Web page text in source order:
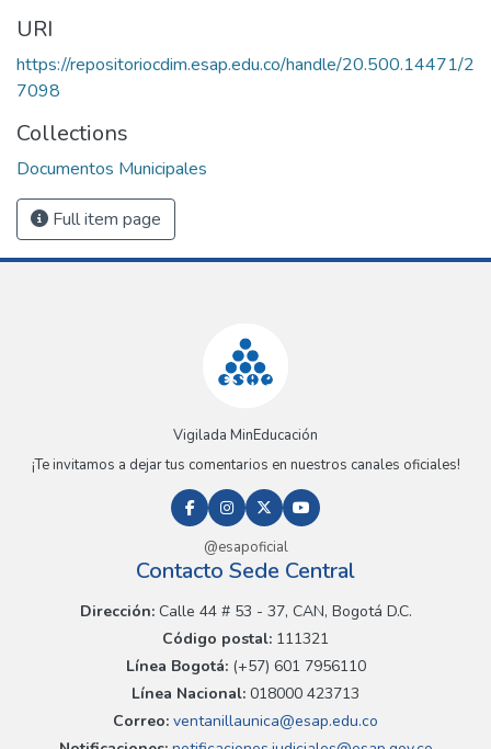
URI
https://repositoriocdim.esap.edu.co/handle/20.500.14471/2
7098
Collections
Documentos Municipales
Full item page
Vigilada MinEducación
¡Te invitamos a dejar tus comentarios en nuestros canales oficiales!
@esapoficial
Contacto Sede Central
Dirección:Calle 44 # 53 - 37, CAN, Bogotá D.C.
Código postal: 111321
Línea Bogotá:(+57) 601 7956110
Línea Nacional: 018000 423713
Correo: ventanillaunica@esap.edu.co